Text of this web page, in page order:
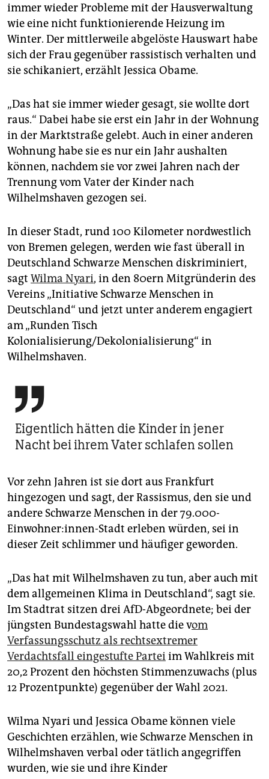
immer wieder Probleme mit der Hausverwaltung
wie eine nicht funktionierende Heizung im
Winter. Der mittlerweile abgelöste Hauswart habe
sich der Frau gegenüber rassistisch verhalten und
sie schikaniert, erzählt Jessica Obame.
„Das hat sie immer wieder gesagt, sie wollte dort
raus.“ Dabei habe sie erst ein Jahr in der Wohnung
in der Marktstraße gelebt. Auch in einer anderen
Wohnung habe sie es nur ein Jahr aushalten
können, nachdem sie vor zwei Jahren nach der
Trennung vom Vater der Kinder nach
Wilhelmshaven gezogen sei.
In dieser Stadt, rund 100 Kilometer nordwestlich
von Bremen gelegen, werden wie fast überall in
Deutschland Schwarze Menschen diskriminiert,
sagt Wilma Nyari, in den 80ern Mitgründerin des
Vereins „Initiative Schwarze Menschen in
Deutschland“ und jetzt unter anderem engagiert
am „Runden Tisch
Kolonialisierung/Dekolonialisierung“ in
Wilhelmshaven.

Eigentlich hätten die Kinder in jener
Nacht bei ihrem Vater schlafen sollen
Vor zehn Jahren ist sie dort aus Frankfurt
hingezogen und sagt, der Rassismus, den sie und
andere Schwarze Menschen in der 79.000-
Einwohner:innen-Stadt erleben würden, sei in
dieser Zeit schlimmer und häufiger geworden.
„Das hat mit Wilhelmshaven zu tun, aber auch mit
dem allgemeinen Klima in Deutschland“, sagt sie.
Im Stadtrat sitzen drei AfD-Abgeordnete; bei der
jüngsten Bundestagswahl hatte die vom
Verfassungsschutz als rechtsextremer
Verdachtsfall eingestufte Parteiim Wahlkreis mit
20,2 Prozent den höchsten Stimmenzuwachs (plus
12 Prozentpunkte) gegenüber der Wahl 2021.
Wilma Nyari und Jessica Obame können viele
Geschichten erzählen, wie Schwarze Menschen in
Wilhelmshaven verbal oder tätlich angegriffen
wurden, wie sie und ihre Kinder